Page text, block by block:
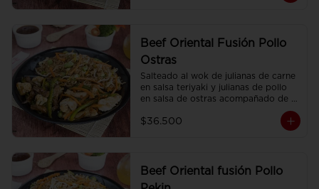
Beef Oriental Fusión Pollo
Ostras
Salteado al wok de julianas de carne
en salsa teriyaki y julianas de pollo
en salsa de ostras acompañado de
$36.500
Beef Oriental fusión Pollo